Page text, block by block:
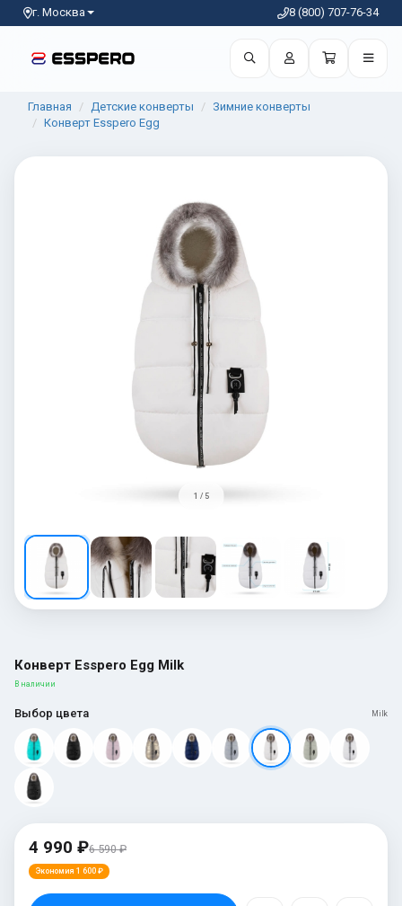
г. Москва 8 (800) 707-76-34
Главная Детские конверты
Зимние конверты
Конверт Esspero Egg
1 / 5
Конверт Esspero Egg Milk
В наличии
Выбор цвета Milk
4 990 ₽6 590 ₽
Экономия 1 600 ₽